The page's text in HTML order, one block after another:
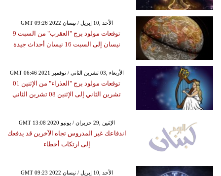
GMT 09:26 2022 الأحد ,10 إبريل / نيسان
توقعات مولود برج "العقرب" من السبت 9
نيسان إلى السبت 16 نيسان أحداث جيدة
GMT 06:46 2021 الأربعاء ,03 تشرين الثاني / نوفمبر
توقعات مولود برج "العذراء" من الإثنين 01
تشرين الثاني إلى الإثنين 08 تشرين الثاني
GMT 13:08 2020 الإثنين ,29 حزيران / يونيو
اندفاعك غير المدروس تجاه الآخرين قد يدفعك
إلى ارتكاب أخطاء
GMT 09:23 2022 الأحد ,10 إبريل / نيسان